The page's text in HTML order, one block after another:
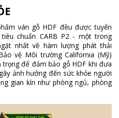
ván gỗ HDF đều được tuyển
chuẩn CARB P2 - một trong
nhất về hàm lượng phát thải
vệ Môi trường California (Mỹ)
để đảm bảo gỗ HDF khi đưa
ảnh hưởng đến sức khỏe người
gian kín như phòng ngủ, phòng